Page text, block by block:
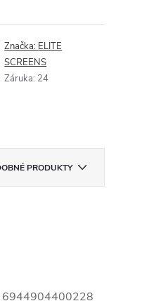
Značka: ELITE
SCREENS
Záruka: 24
PRODUKTY
6944904400228